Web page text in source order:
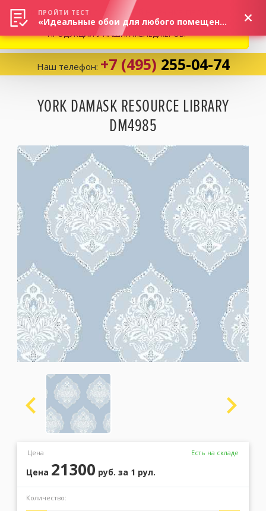
Корзина:0
Избранное:0 товаров
Каталог
Компания
Личный кабинет
Москва (сменить город)
Заказать обратный звонок
Наш телефон: +7 (495) 255-04-74
YORK DAMASK RESOURCE LIBRARY
DM4985
Цена Есть на складе
Цена 21300 руб. за 1 рул.
Количество:
ВНИМАНИЕ! В СВЯЗИ С СИТУАЦИЕЙ НА РЫНКЕ, ПРОСИМ
УТОЧНЯТЬ АКТУАЛЬНУЮ СТОИМОСТЬ И НАЛИЧИЕ
ПРОДУКЦИИ У НАШИХ МЕНЕДЖЕРОВ.
ПРОЙТИ ТЕСТ
«Идеальные обои для любого помещения!»